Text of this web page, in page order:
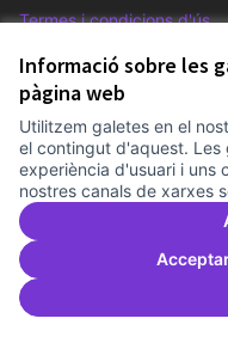
Informació sobre les
pàgina web
Utilitzem galetes en el
el contingut d'aquest. Les
experiència d'usuari i uns
nostres canals de xarxes
Termes i condicions d'ús
Comunitat Canòdrom a
(Link externo)
Comunitat Canòdrom a
(Link externo)
Comunitat Canòdrom a
(Link externo)
Català
Triar la llenguaElegir el
(Link externo)
Web creada ambprogramari